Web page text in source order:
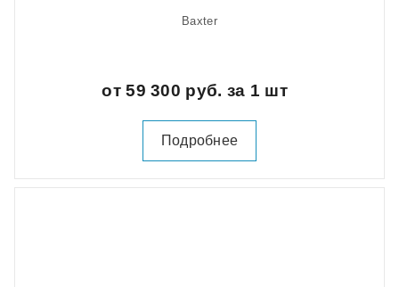
Baxter
от 59 300 руб. за 1 шт
Подробнее